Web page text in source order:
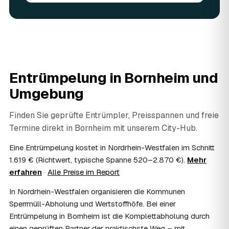
Anfrage an.
absetzen, sofern es um einen selbst genutzten Haushalt
geht und Sie die Rechnung per Überweisung begleichen.
AWL Zentrum vermittelt nur die Entrümpler und ersetzt
Sie mit Ihrem Finanzamt oder Steuerberater.
07 Übernimmt das Sozialamt oder Jobcenter die
Im Einzelfall ist das möglich — etwa bei einer
Wohnungsauflösung im Rahmen von Sozialhilfe oder
einem vom Amt veranlassten Umzug. Wichtig: Den Antrag
und holen die Kostenübernahme schriftlich ein. AWL
Zentrum vermittelt die Entrümpler, entscheidet aber nicht
über die Kostenübernahme.
Entrümpelung in Bornheim und
Umgebung
Finden Sie geprüfte Entrümpler, Preisspannen und freie
Termine direkt in Bornheim mit unserem City-Hub.
Eine Entrümpelung kostet in Nordrhein-Westfalen im Schnitt
1.619 € (Richtwert, typische Spanne 520–2.870 €). Mehr
erfahren · Alle Preise im Report
In Nordrhein-Westfalen organisieren die Kommunen
Sperrmüll-Abholung und Wertstoffhöfe. Bei einer
Entrümpelung in Bornheim ist die Komplettabholung durch